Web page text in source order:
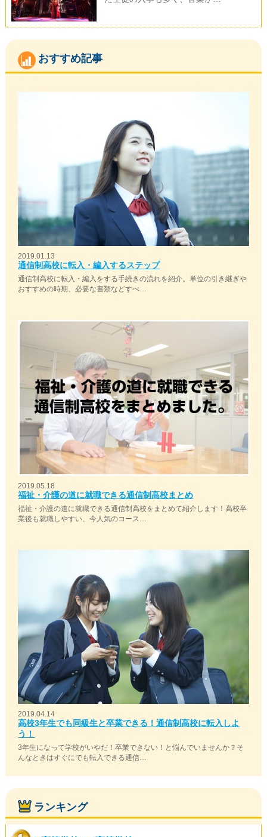
おすすめ記事
2019.01.13
通信制高校に転入・編入するステップ
通信制高校に転入・編入をする手続きの流れを紹介。単位の引き継ぎや
おすすめの時期、必要な書類などすべ…
2019.05.18
福祉・介護の道に就職できる通信制高校まとめ
福祉・介護の道に就職できる通信制高校をまとめて紹介します！高校卒
業後も就職しやすい、今人気のコース…
2019.04.14
高校3年生でも同級生と卒業できる！通信制高校に転入しよ
う！
3年生になって学校がいやだ！卒業できない！と悩んでいませんか？そ
んなときはすぐにでも転入できる通信…
ランキング